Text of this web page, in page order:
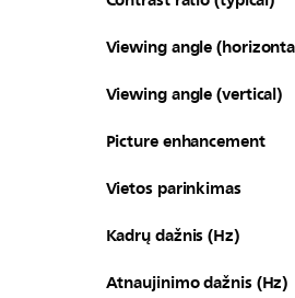
Viewing angle
Viewing angle (vertical)
Picture enhancement
Vietos parinkimas
Kadrų dažnis (Hz)
Atnaujinimo dažnis (Hz)